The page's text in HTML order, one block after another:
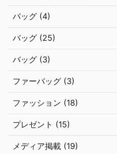
バッグ (4)
バッグ (25)
バッグ (3)
ファーバッグ (3)
ファッション (18)
プレゼント (15)
メディア掲載 (19)